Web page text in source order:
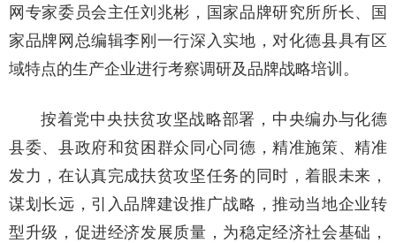
网专家委员会主任刘兆彬，国家品牌研究所所长、国
家品牌网总编辑李刚一行深入实地，对化德县具有区
域特点的生产企业进行考察调研及品牌战略培训。
按着党中央扶贫攻坚战略部署，中央编办与化德
县委、县政府和贫困群众同心同德，精准施策、精准
发力，在认真完成扶贫攻坚任务的同时，着眼未来，
谋划长远，引入品牌建设推广战略，推动当地企业转
型升级，促进经济发展质量，为稳定经济社会基础，